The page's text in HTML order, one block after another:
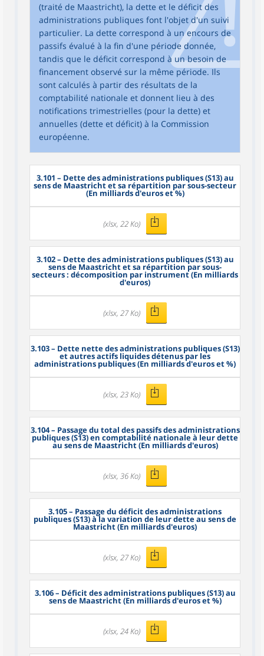
(traité de Maastricht), la dette et le déficit des
administrations publiques font l'objet d'un suivi
particulier. La dette correspond à un encours de
passifs évalué à la fin d'une période donnée,
tandis que le déficit correspond à un besoin de
financement observé sur la même période. Ils
sont calculés à partir des résultats de la
comptabilité nationale et donnent lieu à des
notifications trimestrielles (pour la dette) et
annuelles (dette et déficit) à la Commission
européenne.
3.101 – Dette des administrations publiques (S13) au
sens de Maastricht et sa répartition par sous-secteur
(En milliards d'euros et %)
(xlsx, 22 Ko)
3.102– Dette des administrations publiques (S13) au
sens de Maastricht et sa répartition par sous-
secteurs : décomposition par instrument (En milliards
d'euros)
(xlsx, 27 Ko)
3.103– Dette nette des administrations publiques (S13)
et autres actifs liquides détenus par les
administrations publiques (En milliards d'euros et %)
(xlsx, 23 Ko)
3.104– Passage du total des passifs des administrations
publiques (S13) en comptabilité nationale à leur dette
au sens de Maastricht (En milliards d'euros)
(xlsx, 36 Ko)
3.105– Passage du déficit des administrations
publiques (S13) à la variation de leur dette au sens de
Maastricht (En milliards d'euros)
(xlsx, 27 Ko)
3.106– Déficit des administrations publiques (S13) au
sens de Maastricht (En milliards d'euros et %)
(xlsx, 24 Ko)